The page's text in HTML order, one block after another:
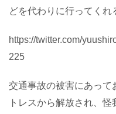
どを代わりに行ってくれ
https://twitter.com/
225
交通事故の被害にあって
トレスから解放され、